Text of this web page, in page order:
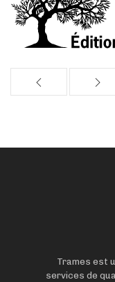
Trames est
services de